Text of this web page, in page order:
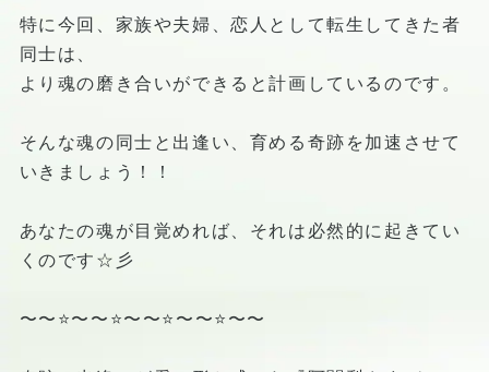
特に今回、家族や夫婦、恋人として転生してきた者
同士は、
より魂の磨き合いができると計画しているのです。
そんな魂の同士と出逢い、育める奇跡を加速させて
いきましょう！！
あなたの魂が目覚めれば、それは必然的に起きてい
くのです☆彡 ️
〜〜⭐️〜〜⭐️〜〜⭐️〜〜⭐️〜〜